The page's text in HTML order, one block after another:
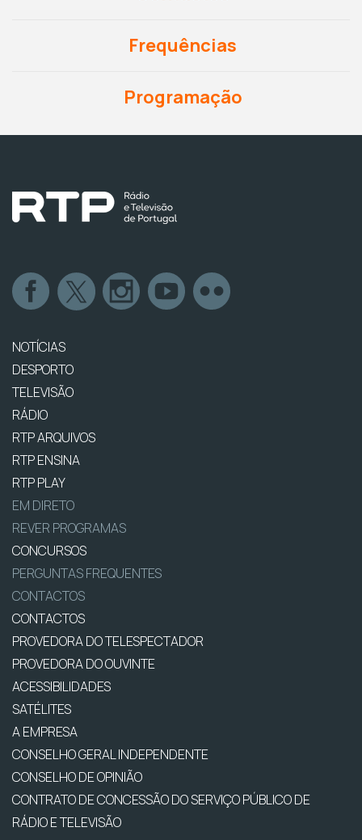
Frequências
Programação
NOTÍCIAS
DESPORTO
TELEVISÃO
RÁDIO
RTP ARQUIVOS
RTP ENSINA
RTP PLAY
EM DIRETO
REVER PROGRAMAS
CONCURSOS
PERGUNTAS FREQUENTES
CONTACTOS
CONTACTOS
PROVEDORA DO TELESPECTADOR
PROVEDORA DO OUVINTE
ACESSIBILIDADES
SATÉLITES
A EMPRESA
CONSELHO GERAL INDEPENDENTE
CONSELHO DE OPINIÃO
CONTRATO DE CONCESSÃO DO SERVIÇO PÚBLICO DE
RÁDIO E TELEVISÃO